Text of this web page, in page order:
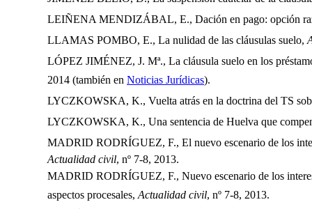
LEIÑENA MENDIZÁBAL, E., Dación en pago: opción
LLAMAS POMBO, E., La nulidad de las cláusulas suelo,
LÓPEZ JIMÉNEZ, J. Mª., La cláusula suelo en los
2014 (también en  Noticias Jurídicas).
LYCZKOWSKA, K., Vuelta atrás en la doctrina del TS
LYCZKOWSKA, K., Una sentencia de Huelva que
MADRID RODRÍGUEZ, F., El nuevo escenario de los
Actualidad civil, nº 7-8, 2013.
MADRID RODRÍGUEZ, F., Nuevo escenario de los
aspectos procesales,Actualidad civil, nº 7-8, 2013.